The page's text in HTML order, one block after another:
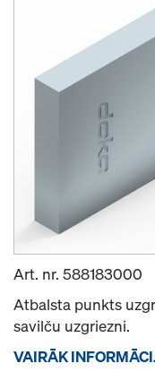
Art. nr. 588183000
Atbalsta punkts
savilču uzgriezni.
VAIRĀK